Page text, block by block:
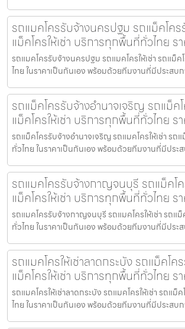
รถแมคโครรับจ้างนครปฐม รถแม็คโคร
แม็คโครให้เช่า บริการทุกพื้นที่ทั่วไทย ร
รถแมคโครรับจ้างนครปฐม รถแมคโครให้เช่า รถแม็ค
ไทย ในราคาเป็นกันเอง พร้อมด้วยทีมงานที่มีประสบ
รถแม็คโครรับจ้างอำนาจเจริญ รถแม็ค
แม็คโครให้เช่า บริการทุกพื้นที่ทั่วไทย ร
รถแม็คโครรับจ้างอำนาจเจริญ รถแมคโครให้เช่า รถ
ทั่วไทย ในราคาเป็นกันเอง พร้อมด้วยทีมงานที่มีประ
รถแมคโครรับจ้างกาญจนบุรี รถแม็คโ
แม็คโครให้เช่า บริการทุกพื้นที่ทั่วไทย ร
รถแมคโครรับจ้างกาญจนบุรี รถแมคโครให้เช่า รถแ
ทั่วไทย ในราคาเป็นกันเอง พร้อมด้วยทีมงานที่มีประ
รถแมคโครให้เช่าลาดกระบัง รถแม็คโค
แม็คโครให้เช่า บริการทุกพื้นที่ทั่วไทย ร
รถแมคโครให้เช่าลาดกระบัง รถแมคโครให้เช่า รถแม็
ไทย ในราคาเป็นกันเอง พร้อมด้วยทีมงานที่มีประสบ